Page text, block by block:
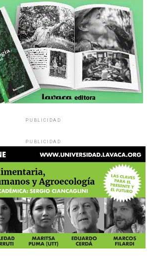
PUBLICIDAD
PUBLICIDAD